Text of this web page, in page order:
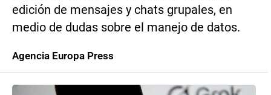
edición de mensajes y chats grupales, en
medio de dudas sobre el manejo de datos.
Agencia Europa Press